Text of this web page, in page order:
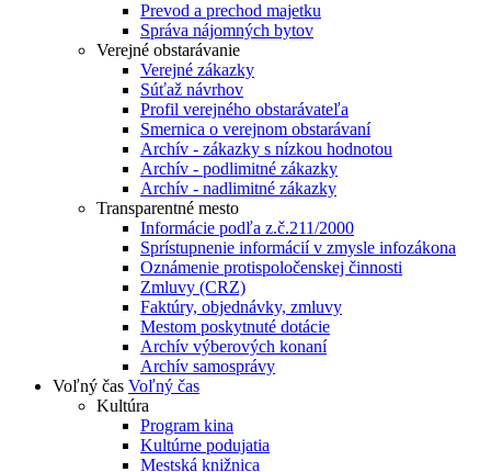
Prevod a prechod majetku
Správa nájomných bytov
Verejné obstarávanie
Verejné zákazky
Súťaž návrhov
Profil verejného obstarávateľa
Smernica o verejnom obstarávaní
Archív - zákazky s nízkou hodnotou
Archív - podlimitné zákazky
Archív - nadlimitné zákazky
Transparentné mesto
Informácie podľa z.č.211/2000
Sprístupnenie informácií v zmysle infozákona
Oznámenie protispoločenskej činnosti
Zmluvy (CRZ)
Faktúry, objednávky, zmluvy
Mestom poskytnuté dotácie
Archív výberových konaní
Archív samosprávy
Voľný čas Voľný čas
Kultúra
Program kina
Kultúrne podujatia
Mestská knižnica